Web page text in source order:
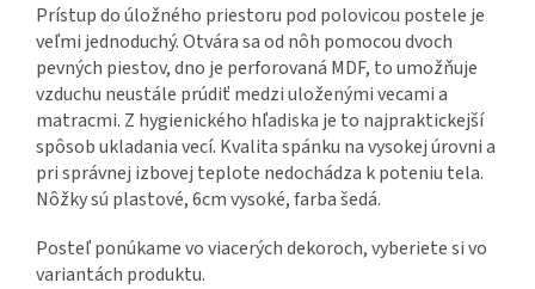
Prístup do úložného priestoru pod polovicou postele je
veľmi jednoduchý. Otvára sa od nôh pomocou dvoch
pevných piestov, dno je perforovaná MDF, to umožňuje
vzduchu neustále prúdiť medzi uloženými vecami a
matracmi. Z hygienického hľadiska je to najpraktickejší
spôsob ukladania vecí. Kvalita spánku na vysokej úrovni a
pri správnej izbovej teplote nedochádza k poteniu tela.
Nôžky sú plastové, 6cm vysoké, farba šedá.
Posteľ ponúkame vo viacerých dekoroch, vyberiete si vo
variantách produktu.